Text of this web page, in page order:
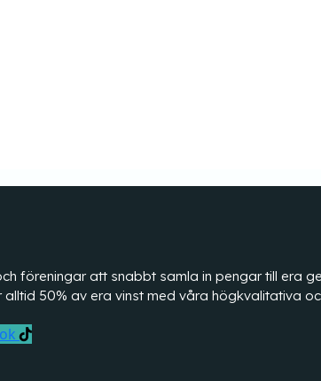
föreningar att snabbt samla in pengar till era
50% av era vinst med våra högkvalitativa